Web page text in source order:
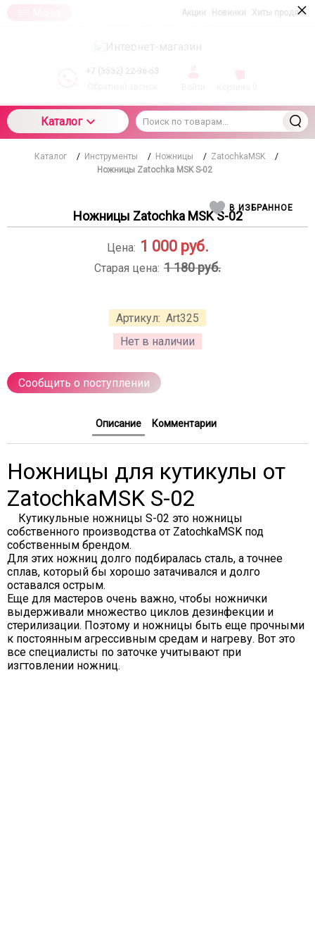
Акции Новинки Хиты продаж
+7 (3532) 22-96-53
Каталог
Каталог / Инструменты / Ножницы / ZatochkaMSK
/
Ножницы Zatochka MSK S-02
В ИЗБРАННОЕ
Ножницы Zatochka MSK S-02
Артикул: Art325
Нет в наличии
Цена: 1 000 руб.
Старая цена: 1 180 руб.
Сообщить о поступлении
Описание Комментарии
Ножницы для кутикулы от
ZatochkaMSK S-02
Кутикульные ножницы S-02 это ножницы
собственного производства от ZatochkaMSK под
собственным брендом.
Для этих ножниц долго подбиралась сталь, а точнее
сплав, который бы хорошо затачивался и долго
оставался острым.
Еще для мастеров очень важно, чтобы ножнички
выдерживали множество циклов дезинфекции и
стерилизации. Поэтому и ножницы быть еще прочными
к постоянным агрессивным средам и нагреву. Вот это
все специалисты по заточке учитывают при
изгтовлении ножниц.
подтверждаете свое согласие на использование
компанией cookie-файлов в соответствии с
настоящим соглашением в отношении данного
×